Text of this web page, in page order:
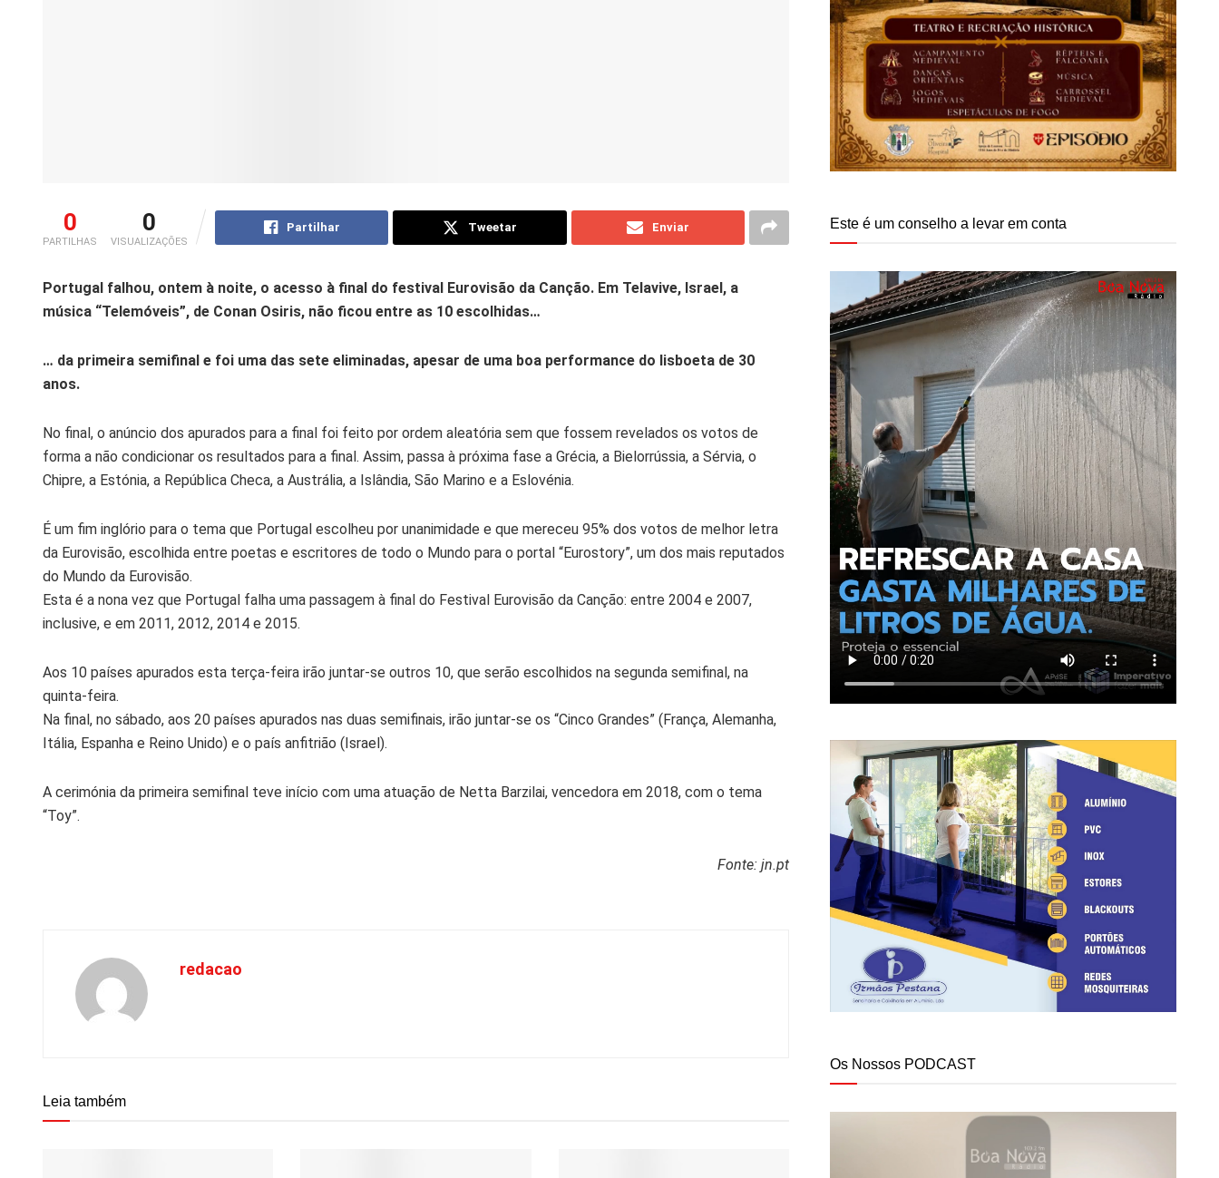
0
PARTILHAS
0
VISUALIZAÇÕES
Partilhar Tweetar Enviar
Portugal falhou, ontem à noite, o acesso à final do festival Eurovisão da Canção. Em Telavive, Israel, a
música “Telemóveis”, de Conan Osiris, não ficou entre as 10 escolhidas…
… da primeira semifinal e foi uma das sete eliminadas, apesar de uma boa performance do lisboeta de 30
anos.
No final, o anúncio dos apurados para a final foi feito por ordem aleatória sem que fossem revelados os votos de
forma a não condicionar os resultados para a final. Assim, passa à próxima fase a Grécia, a Bielorrússia, a Sérvia, o
Chipre, a Estónia, a República Checa, a Austrália, a Islândia, São Marino e a Eslovénia.
É um fim inglório para o tema que Portugal escolheu por unanimidade e que mereceu 95% dos votos de melhor letra
da Eurovisão, escolhida entre poetas e escritores de todo o Mundo para o portal “Eurostory”, um dos mais reputados
do Mundo da Eurovisão.
Esta é a nona vez que Portugal falha uma passagem à final do Festival Eurovisão da Canção: entre 2004 e 2007,
inclusive, e em 2011, 2012, 2014 e 2015.
Aos 10 países apurados esta terça-feira irão juntar-se outros 10, que serão escolhidos na segunda semifinal, na
quinta-feira.
Na final, no sábado, aos 20 países apurados nas duas semifinais, irão juntar-se os “Cinco Grandes” (França, Alemanha,
Itália, Espanha e Reino Unido) e o país anfitrião (Israel).
A cerimónia da primeira semifinal teve início com uma atuação de Netta Barzilai, vencedora em 2018, com o tema
“Toy”.
Fonte: jn.pt
redacao
Leia também
Este é um conselho a levar em conta
Os Nossos PODCAST